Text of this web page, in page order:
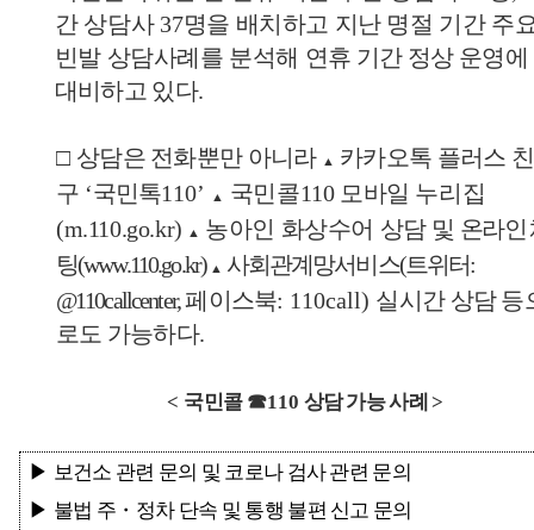
간 상담사 37명을 배치하고 지난 명절 기간 주
빈발 상담사례를 분석해 연휴 기간 정상 운영에
대비하고 있다.
□ 상담은 전화뿐만 아니라 ▲
카카오톡 플러스 친
구 ‘국민톡110’ ▲ 국민콜110 모바일 누리집
(m.110.go.kr)
▲ 농아인 화상수어 상담 및 온라인
팅(www.110.go.kr) ▲ 사회관계망서비스(트위터:
@110callcenter,페이스북: 110call) 실시간 상담 등
로도 가능하다.
< 국민콜 ☎110 상담 가능 사례>
▶ 보건소 관련 문의 및 코로나 검사 관련 문의
▶ 불법 주・ 정차 단속 및 통행 불편 신고 문의